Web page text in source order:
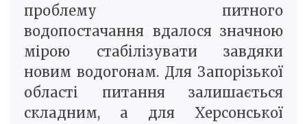
проблему питного
водопостачання вдалося значною
мірою стабілізувати завдяки
новим водогонам. Для Запорізької
області питання залишається
складним, а для Херсонської